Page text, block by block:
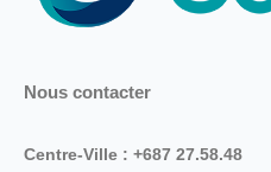
Nous contacter
Centre-Ville : +687 27.58.48